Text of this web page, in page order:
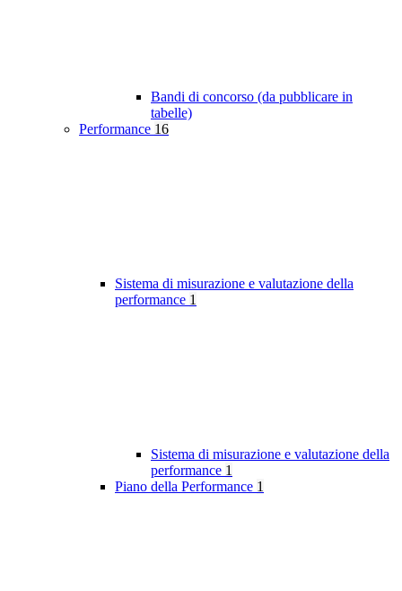
Bandi di concorso (da pubblicare in
tabelle)
Performance 16
Sistema di misurazione e valutazione della
performance 1
Sistema di misurazione e valutazione della
performance 1
Piano della Performance 1